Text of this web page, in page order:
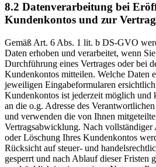
8.2 Datenverarbeitung bei
Kundenkontos und zur
Gemäß Art. 6 Abs. 1 lit. b DS-GVO
Daten erhoben und verarbeitet, wenn
Durchführung eines Vertrages oder bei
Kundenkontos mitteilen. Welche Daten
jeweiligen Eingabeformularen
Kundenkontos ist jederzeit möglich und
an die o.g. Adresse des
und verwenden die von Ihnen
Vertragsabwicklung. Nach
oder Löschung Ihres Kundenkontos
Rücksicht auf steuer- und
gesperrt und nach Ablauf dieser Fristen